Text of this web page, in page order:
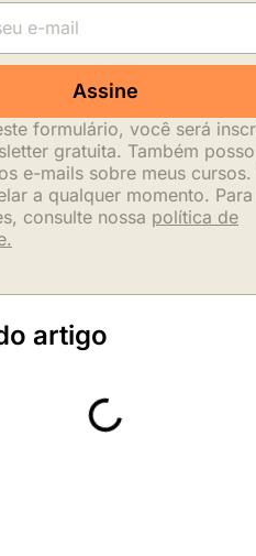
Assine
formulário, você será
gratuita. Também posso
e-mails sobre meus cursos.
a qualquer momento.
consulte nossa política de
artigo